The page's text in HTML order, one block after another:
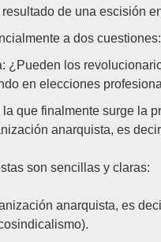
de una escisión
a dos cuestiones:
¿Pueden los
en elecciones
que finalmente surge la
anarquista, es
son sencillas y claras:
anarquista, es